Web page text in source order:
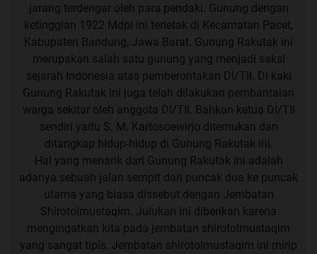
jarang terdengar oleh para pendaki. Gunung dengan
ketinggian 1922 Mdpl ini terletak di Kecamatan Pacet,
Kabupaten Bandung, Jawa Barat. Gunung Rakutak ini
merupakan salah satu gunung yang menjadi saksi
sejarah Indonesia atas pemberontakan DI/TII. Di kaki
Gunung Rakutak ini juga telah dilakukan pembantaian
warga sekitar oleh anggota DI/TII. Bahkan ketua DI/TII
sendiri yaitu S. M. Kartosoewirjo ditemukan dan
ditangkap hidup-hidup di Gunung Rakutak ini.
Hal yang menarik dari Gunung Rakutak ini adalah
adanya sebuah jalan sempit dari puncak dua ke puncak
utama yang biasa dissebut dengan Jembatan
Shirotolmustaqim. Julukan ini diberikan karena
mengingatkan kita pada jembatan shirotolmustaqim
yang sangat tipis. Jembatan shirotolmustaqim ini mirip